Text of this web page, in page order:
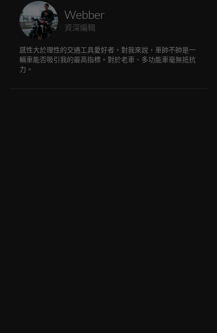
Webber
資深編輯
感性大於理性的交通工具愛好者，對我來說，車帥不帥是一
輛車能否吸引我的最高指標。對於老車、多功能車毫無抵抗
力。